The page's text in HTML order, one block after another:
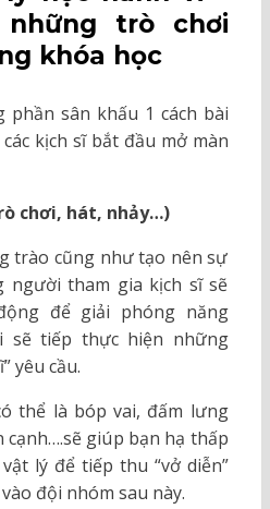
trò chơi
khóa học
phần sân khấu 1 cách bài
kịch sĩ bắt đầu mở màn
chơi, hát, nhảy…)
trào cũng như tạo nên sự
người tham gia kịch sĩ sẽ
để giải phóng năng
sẽ tiếp thực hiện những
yêu cầu.
thể là bóp vai, đấm lưng
giúp bạn hạ thấp
lý để tiếp thu “vở diễn”
đội nhóm sau này.